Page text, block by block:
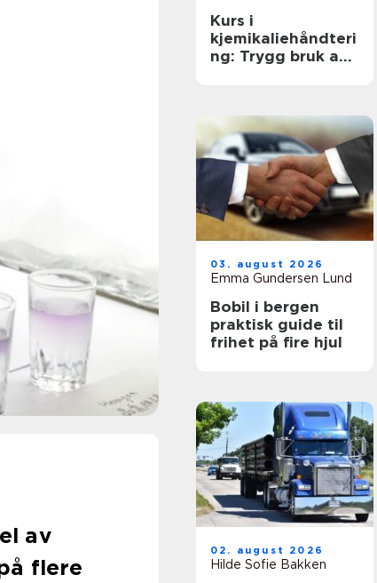
av
flere
Kurs i
kjemikaliehåndteri
ng: Trygg bruk av
03. august 2026
Emma Gundersen Lund
Bobil i bergen
praktisk guide til
frihet på fire hjul
02. august 2026
Hilde Sofie Bakken